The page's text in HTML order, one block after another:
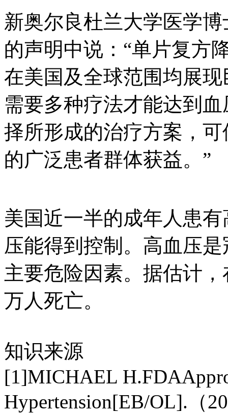
新奥尔良杜兰大学医学
的声明中说：“单片复方
在美国及全球范围均展
需要多种疗法才能达到
择所形成的治疗方案，
的广泛患者群体获益。”
美国近一半的成年人患
压能得到控制。高血压
主要危险因素。据估计
万人死亡。
知识来源
[1]MICHAEL
Hypertension[EB/OL].（